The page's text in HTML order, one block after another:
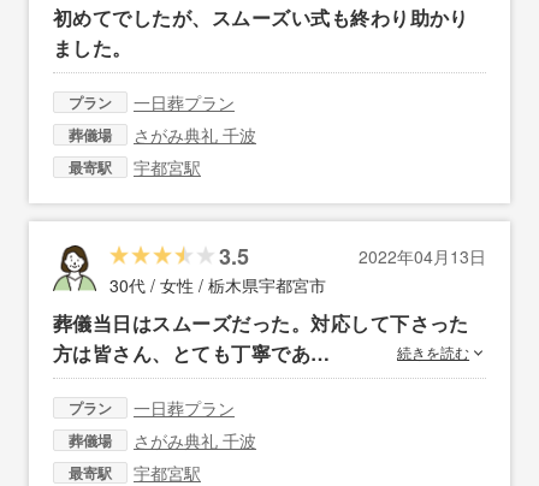
初めてでしたが、スムーズい式も終わり助かり
ました。
プラン 一日葬プラン
葬儀場 さがみ典礼 千波
最寄駅 宇都宮駅
3.5
2022年04月13日
30代 / 女性 / 栃木県宇都宮市
葬儀当日はスムーズだった。対応して下さった
方は皆さん、とても丁寧であ…
続きを読む
プラン 一日葬プラン
葬儀場 さがみ典礼 千波
最寄駅 宇都宮駅